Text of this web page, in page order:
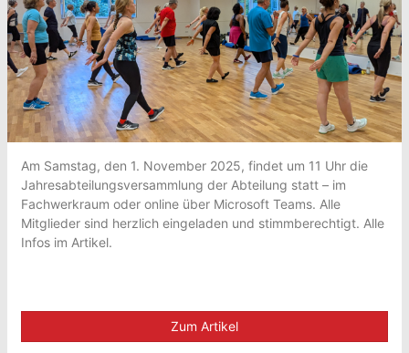
Am Samstag, den 1. November 2025, findet um 11 Uhr die
Jahresabteilungsversammlung der Abteilung statt – im
Fachwerkraum oder online über Microsoft Teams. Alle
Mitglieder sind herzlich eingeladen und stimmberechtigt. Alle
Infos im Artikel.
Zum Artikel